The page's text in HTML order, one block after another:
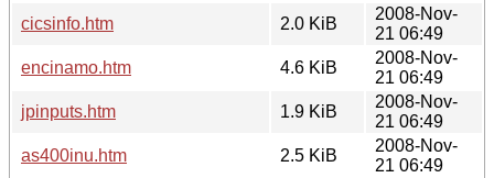
cicsinfo.htm
2.0 KiB
2008-Nov-
21 06:49
encinamo.htm
4.6 KiB
2008-Nov-
21 06:49
jpinputs.htm
1.9 KiB
2008-Nov-
21 06:49
as400inu.htm
2.5 KiB
2008-Nov-
21 06:49